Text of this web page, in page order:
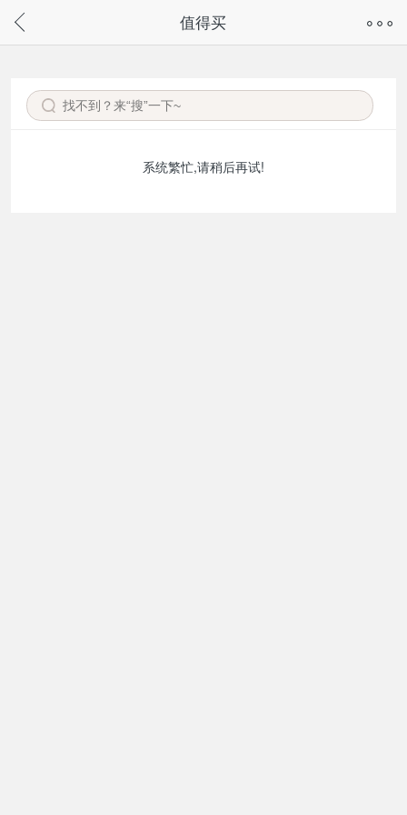
请通过微信或支付宝搜“奇兔客小程序”访问
值得买
系统繁忙,请稍后再试!